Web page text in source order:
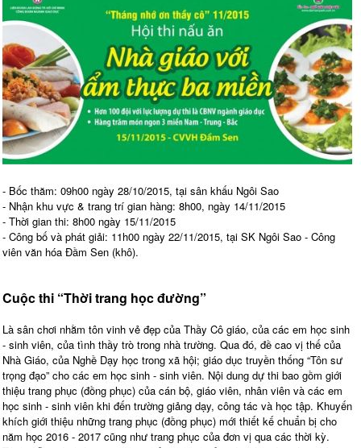
- Bốc thăm: 09h00 ngày 28/10/2015, tại sân khấu Ngôi Sao
- Nhận khu vực & trang trí gian hàng: 8h00, ngày 14/11/2015
- Thời gian thi: 8h00 ngày 15/11/2015
- Công bố và phát giải: 11h00 ngày 22/11/2015, tại SK Ngôi Sao - Công
viên văn hóa Đầm Sen (khô).
Cuộc thi “Thời trang học đường”
Là sân chơi nhằm tôn vinh vẻ đẹp của Thầy Cô giáo, của các em học sinh
- sinh viên, của tình thầy trò trong nhà trường. Qua đó, đề cao vị thế của
Nhà Giáo, của Nghề Dạy học trong xã hội; giáo dục truyền thống “Tôn sư
trọng đạo” cho các em học sinh - sinh viên. Nội dung dự thi bao gồm giới
thiệu trang phục (đồng phục) của cán bộ, giáo viên, nhân viên và các em
học sinh - sinh viên khi đến trường giảng dạy, công tác và học tập. Khuyến
khích giới thiệu những trang phục (đồng phục) mới thiết kế chuẩn bị cho
năm học 2016 - 2017 cũng như trang phục của đơn vị qua các thời kỳ.